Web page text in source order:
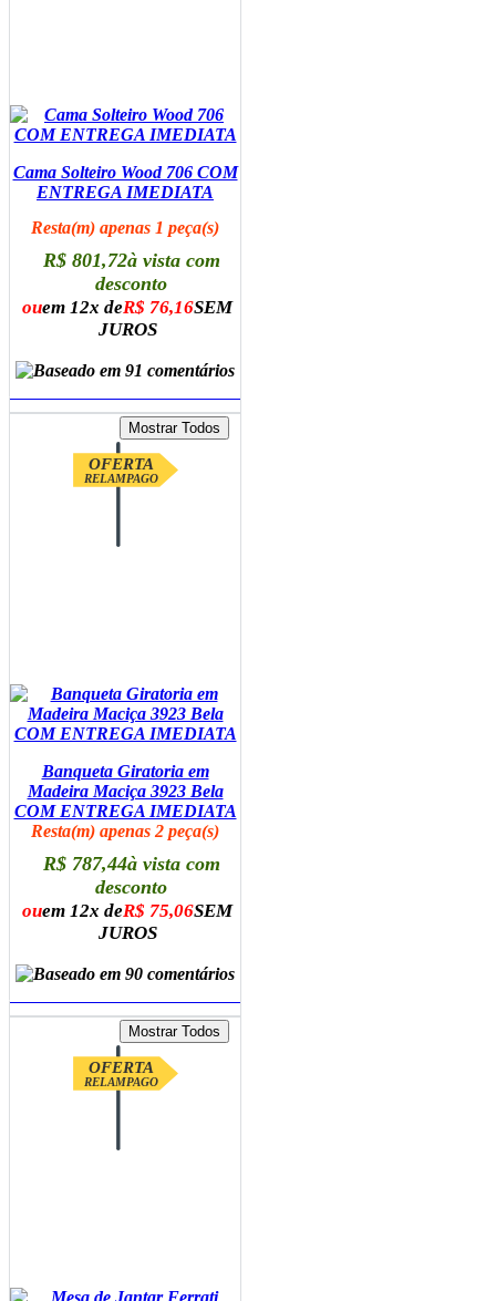
Cama Solteiro Wood 706 COM
ENTREGA IMEDIATA
Resta(m) apenas 1 peça(s)
R$ 801,72à vista com
desconto
ouem 12x deR$ 76,16SEM
JUROS
OFERTA
RELAMPAGO
Banqueta Giratoria em
Madeira Maciça 3923 Bela
COM ENTREGA IMEDIATA
Resta(m) apenas 2 peça(s)
R$ 787,44à vista com
desconto
ouem 12x deR$ 75,06SEM
JUROS
OFERTA
RELAMPAGO